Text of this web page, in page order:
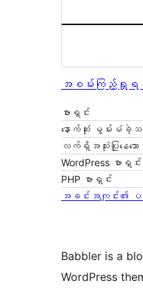
အစမ်းကြည့်ရှု
ဗားရှင်း
နောက်ဆုံး မွမ်းမံခဲ့
လက်ရှိအသုံးပြုနေသေ
WordPress ဗားရှင်း
PHP ဗားရှင်း
အခင်းအကျင်း၏
Babbler is a
WordPress